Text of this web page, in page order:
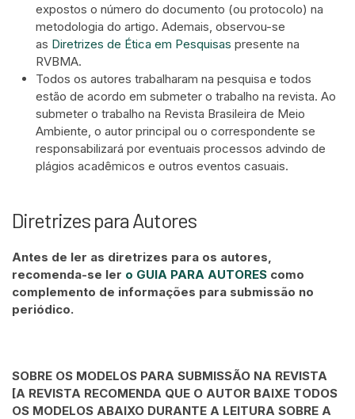
expostos o número do documento (ou protocolo) na
metodologia do artigo. Ademais, observou-se
as Diretrizes de Ética em Pesquisas presente na
RVBMA.
Todos os autores trabalharam na pesquisa e todos
estão de acordo em submeter o trabalho na revista. Ao
submeter o trabalho na Revista Brasileira de Meio
Ambiente, o autor principal ou o correspondente se
responsabilizará por eventuais processos advindo de
plágios acadêmicos e outros eventos casuais.
Diretrizes para Autores
Antes de ler as diretrizes para os autores,
recomenda-se ler o GUIA PARA AUTORES como
complemento de informações para submissão no
periódico.
SOBRE OS MODELOS PARA SUBMISSÃO NA REVISTA
[A REVISTA RECOMENDA QUE O AUTOR BAIXE TODOS
OS MODELOS ABAIXO DURANTE A LEITURA SOBRE A